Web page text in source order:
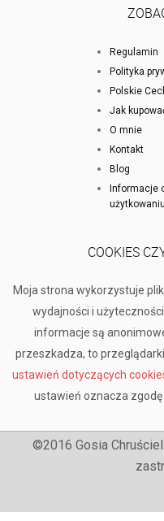
Regulamin
Polityka
Polskie
Jak
O mnie
Kontakt
Blog
Informacje
użytkowaniu
COOKIES
Moja strona wykorzystuje
wydajności i
informacje są
przeszkadza, to
ustawień dotyczących
ustawień oznacza
©2016 Gosia